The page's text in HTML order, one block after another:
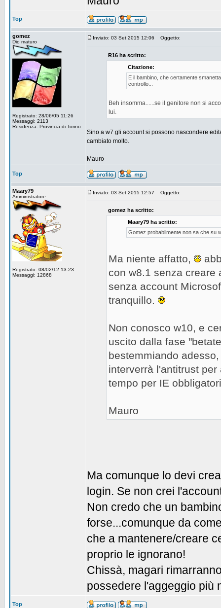
Top
gomez
Dio maturo
Registrato: 28/06/05 11:26
Messaggi: 2113
Residenza: Provincia di Torino
Inviato: 03 Set 2015 12:06 Oggetto:
R16 ha scritto:
Citazione:
E il bambino, che certamente
controllo...
Beh insomma......se il genitore non si
lui.
Sino a w7 gli account si possono nascondere
cambiato molto.
Mauro
Top
Maary79
Amministratore
Registrato: 08/02/12 13:23
Messaggi: 12868
Inviato: 03 Set 2015 12:57 Oggetto:
gomez ha scritto:
Maary79 ha scritto:
Gomez probabilmente non sa che su
Ma niente affatto,
con w8.1 senza creare
senza account
tranquillo.
Non conosco w10, e
uscito dalla fase
bestemmiando
interverrà l'antitrust
tempo per IE
Mauro
Ma comunque lo devi
login. Se non crei
Non credo che un
forse...comunque da
che a mantenere/creare
proprio le ignorano!
Chissà, magari
possedere l'aggeggio più
Top